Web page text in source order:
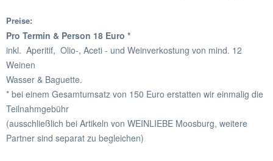
Preise:
Pro Termin & Person 18 Euro *
inkl. Aperitif, Olio-, Aceti - und Weinverkostung von mind. 12
Weinen
Wasser & Baguette.
* bei einem Gesamtumsatz von 150 Euro erstatten wir einmalig die
Teilnahmgebühr
(ausschließlich bei Artikeln von WEINLIEBE Moosburg, weitere
Partner sind separat zu begleichen)